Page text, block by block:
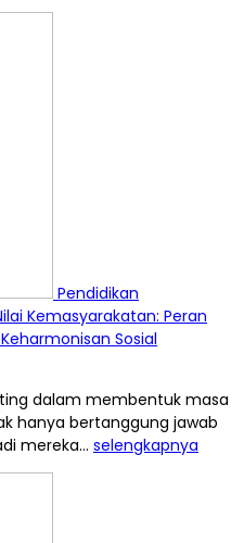
Pendidikan
Kemasyarakatan: Peran
Sosial
dalam membentuk masa
hanya bertanggung jawab
mereka... selengkapnya